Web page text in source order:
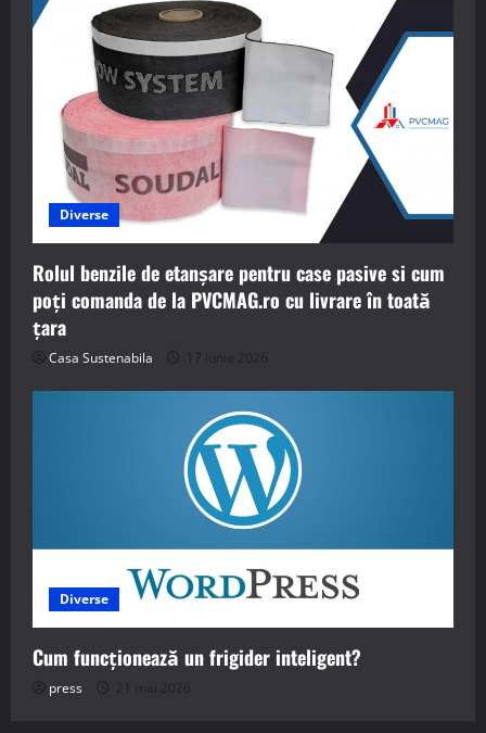
Diverse
Rolul benzile de etanșare pentru case pasive si cum
poți comanda de la PVCMAG.ro cu livrare în toată
țara
Casa Sustenabila 17 iunie 2026
Diverse
Cum funcționează un frigider inteligent?
press 21 mai 2026